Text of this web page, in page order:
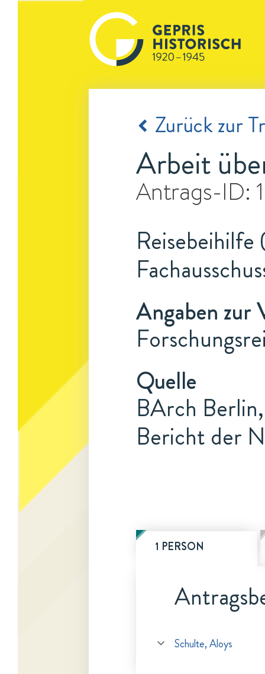
Zurück zur
Arbeit
Antrags-ID:
Angaben zur
Quelle
BArch
Bericht der
1 PERSON
Schulte, Aloys